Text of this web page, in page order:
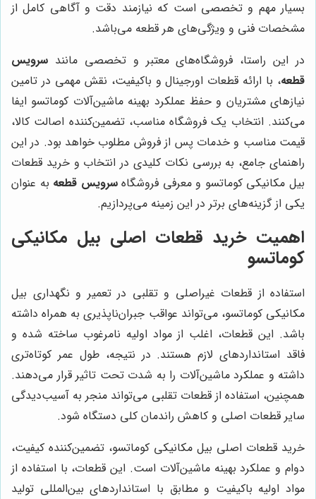
بسیار مهم و تخصصی است که نیازمند دقت و آگاهی کامل از
مشخصات فنی و ویژگی‌های هر قطعه می‌باشد.
در این راستا، فروشگاه‌های معتبر و تخصصی مانند سرویس
قطعه، با ارائه قطعات اورجینال و باکیفیت، نقش مهمی در تامین
نیازهای مشتریان و حفظ عملکرد بهینه ماشین‌آلات کوماتسو ایفا
می‌کنند. انتخاب یک فروشگاه مناسب، تضمین‌کننده اصالت کالا،
قیمت مناسب و خدمات پس از فروش مطلوب خواهد بود. در این
راهنمای جامع، به بررسی نکات کلیدی در انتخاب و خرید قطعات
بیل مکانیکی کوماتسو و معرفی فروشگاهسرویس قطعه به عنوان
یکی از گزینه‌های برتر در این زمینه می‌پردازیم.
اهمیت خرید قطعات اصلی بیل مکانیکی
کوماتسو
استفاده از قطعات غیراصلی و تقلبی در تعمیر و نگهداری بیل
مکانیکی کوماتسو، می‌تواند عواقب جبران‌ناپذیری به همراه داشته
باشد. این قطعات، اغلب از مواد اولیه نامرغوب ساخته شده و
فاقد استانداردهای لازم هستند. در نتیجه، طول عمر کوتاه‌تری
داشته و عملکرد ماشین‌آلات را به شدت تحت تاثیر قرار می‌دهند.
همچنین، استفاده از قطعات تقلبی می‌تواند منجر به آسیب‌دیدگی
سایر قطعات اصلی و کاهش راندمان کلی دستگاه شود.
خرید قطعات اصلی بیل مکانیکی کوماتسو، تضمین‌کننده کیفیت،
دوام و عملکرد بهینه ماشین‌آلات است. این قطعات، با استفاده از
مواد اولیه باکیفیت و مطابق با استانداردهای بین‌المللی تولید